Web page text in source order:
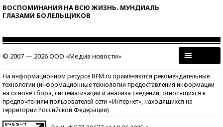
ВОСПОМИНАНИЯ НА ВСЮ ЖИЗНЬ. МУНДИАЛЬ
ГЛАЗАМИ БОЛЕЛЬЩИКОВ
© 2007 — 2026 ООО «Медиа новости»
На информационном ресурсе BFM.ru применяются рекомендательные
технологии (информационные технологии предоставления информации
на основе сбора, систематизации и анализа сведений, относящихся к
предпочтениям пользователей сети «Интернет», находящихся на
территории Российской Федерации)